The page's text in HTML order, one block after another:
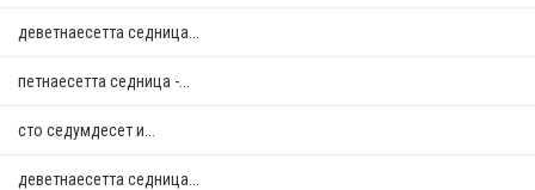
деветнаесетта седница...
петнаесетта седница -...
сто седумдесет и...
деветнаесетта седница...